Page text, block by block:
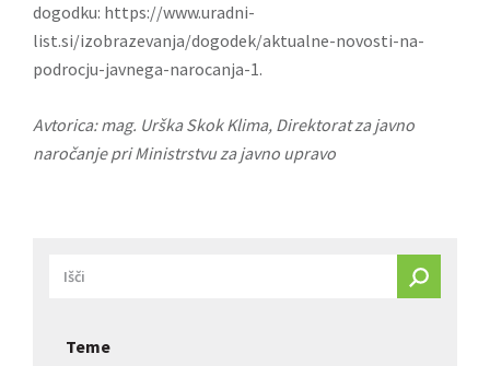
dogodku: https://www.uradni-
list.si/izobrazevanja/dogodek/aktualne-novosti-na-
podrocju-javnega-narocanja-1.
Avtorica: mag. Urška Skok Klima, Direktorat za javno
naročanje pri Ministrstvu za javno upravo
Teme